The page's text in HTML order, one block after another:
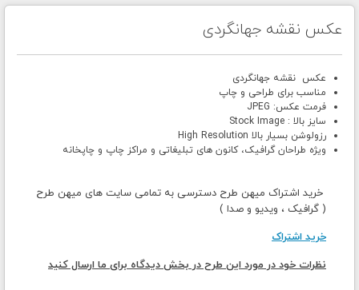
عکس نقشه جهانگردی
عکس نقشه جهانگردی
مناسب برای طراحی و چاپ
فرمت عکس: JPEG
سایز بالا : Stock Image
رزولوشن بسیار بالا High Resolution
ویژه طراحان گرافیک، کانون های تبلیغاتی و مراکز چاپ و چاپخانه
خرید اشتراک میهن طرح دسترسی به تمامی سایت های میهن طرح
( گرافیک ، ویدیو و صدا )
خرید اشتراک
نظرات خود در مورد این طرح در بخش دیدگاه برای ما ارسال کنید